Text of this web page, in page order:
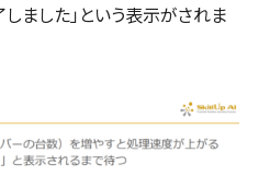
ました」という表示がされま